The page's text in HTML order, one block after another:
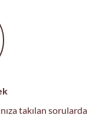
takılan sorularda